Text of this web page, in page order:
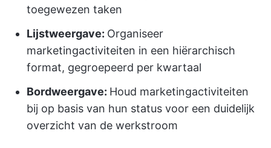
toegewezen taken
Lijstweergave: Organiseer
marketingactiviteiten in een hiërarchisch
format, gegroepeerd per kwartaal
Bordweergave: Houd marketingactiviteiten
bij op basis van hun status voor een duidelijk
overzicht van de werkstroom